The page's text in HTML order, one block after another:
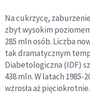
Na cukrzycę,
zbyt wysokim
285 mln osób. Liczba
tak dramatycznym
Diabetologiczna (IDF)
438 mln. W latach 1985-
wzrosła aż pięciokrotnie.